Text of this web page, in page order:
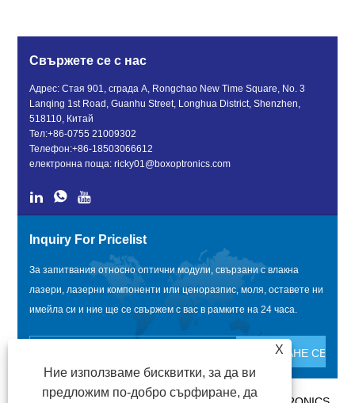
Свържете се с нас
Адрес: Стая 901, сграда A, Rongchao New Time Square, No. 3
Lanqing 1st Road, Guanhu Street, Longhua District, Shenzhen,
518110, Китай
Тел:+86-0755 21009302
Телефон:+86-18503066612
електронна поща:ricky01@boxoptronics.com
Inquiry For Pricelist
За запитвания относно оптични модули, свързани с влакна
лазери, лазерни компоненти или ценоразпис, моля, оставете ни
имейла си и ние ще се свържем с вас в рамките на 24 часа.
X
Ние използваме бисквитки, за да ви
предложим по-добро сърфиране, да